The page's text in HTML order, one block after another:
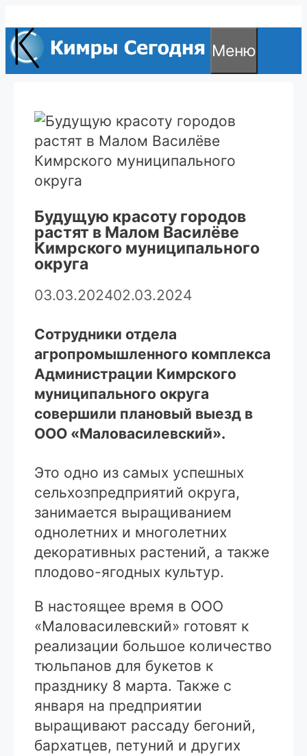
к
содержимому
Меню
Будущую красоту городов
растят в Малом Василёве
Кимрского муниципального
округа
03.03.202402.03.2024
Сотрудники отдела
агропромышленного комплекса
Администрации Кимрского
муниципального округа
совершили плановый выезд в
ООО «Маловасилевский».
Это одно из самых успешных
сельхозпредприятий округа,
занимается выращиванием
однолетних и многолетних
декоративных растений, а также
плодово-ягодных культур.
В настоящее время в ООО
«Маловасилевский» готовят к
реализации большое количество
тюльпанов для букетов к
празднику 8 марта. Также с
января на предприятии
выращивают рассаду бегоний,
бархатцев, петуний и других